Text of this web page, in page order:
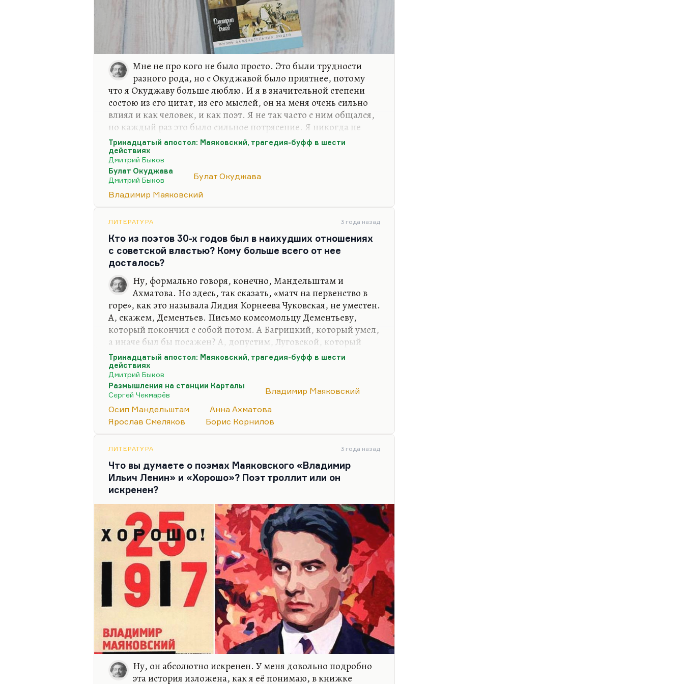
Мне не про кого не было просто. Это были трудности
разного рода, но с Окуджавой было приятнее, потому
что я Окуджаву больше люблю. И я в значительной степени
состою из его цитат, из его мыслей, он на меня очень сильно
влиял и как человек, и как поэт. Я не так часто с ним общался,
но каждый раз это было сильное потрясение. Я никогда не
верил, что вижу живого Окуджаву. Интервью он мне давал,
книги мне подписывал, в одних радиопередачах мы
участвовали. Я никогда не верил, что я сижу в одной студии с
человеком, написавшим «Песенку о Моцарте». Это было
непонятно. Вот с Матвеевой я мало-помалу привык. А с
Окуджавой — никогда. Когда я с ним говорил по телефону,
Тринадцатый апостол: Маяковский, трагедия-буфф в шести
действиях
Дмитрий Быков
Булат Окуджава
Дмитрий Быков
Булат Окуджава
Владимир Маяковский
ЛИТЕРАТУРА 3 года назад
Кто из поэтов 30-х годов был в наихудших отношениях
с советской властью? Кому больше всего от нее
досталось?
Ну, формально говоря, конечно, Мандельштам и
Ахматова. Но здесь, так сказать, «матч на первенство в
горе», как это называла Лидия Корнеева Чуковская, не уместен.
А, скажем, Дементьев. Письмо комсомольцу Дементьеву,
который покончил с собой потом. А Багрицкий, который умел,
а иначе был бы посажен? А, допустим, Луговской, который
подвергался невероятным проработкам, лепил из себя
«железного и каменного»? А Павел Васильев, которого
расстреляли? А Борис Корнилов, которого расстреляли? А их
друг Ярослав Смеляков, которого посадили? И трижды
сажали, и он переродился абсолютно, а был блестящим
поэтом.
апостоле» Мало кто обратил…
Тринадцатый апостол: Маяковский, трагедия-буфф в шести
действиях
Дмитрий Быков
Размышления на станции Карталы
Сергей Чекмарёв
Владимир Маяковский
Осип Мандельштам
Анна Ахматова
Ярослав Смеляков
Борис Корнилов
ЛИТЕРАТУРА 3 года назад
Что вы думаете о поэмах Маяковского «Владимир
Ильич Ленин» и «Хорошо»? Поэт троллит или он
искренен?
Ну, он абсолютно искренен. У меня довольно подробно
эта история изложена, как я её понимаю, в книжке